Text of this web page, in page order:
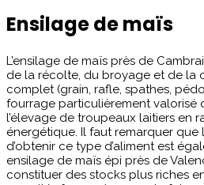
Ensilage de maïs
L’ensilage de maïs près de
de la récolte, du broyage et de la
complet (grain, rafle, spathes,
fourrage particulièrement valorisé
l’élevage de troupeaux laitiers en
énergétique. Il faut remarquer
d’obtenir ce type d’aliment est
ensilage de maïs épi près de
constituer des stocks plus riches